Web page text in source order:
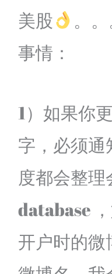
美股
。
事情：
1）如果你
字，必须通
度都会整
database
开户时的微